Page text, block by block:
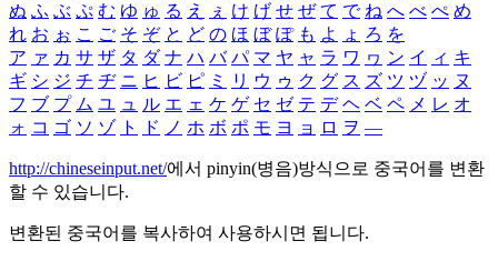
ぬ ふ ぶ ぷ む ゆ ゅ る え ぇ け げ せ ぜ て で ね へ べ ぺ め
れ お ぉ こ ご そ ぞ と ど の ほ ぼ ぽ も よ ょ ろ を
ア ァ カ サ ザ タ ダ ナ ハ バ パ マ ヤ ャ ラ ワ ヮ ン イ ィ キ
ギ シ ジ チ ヂ ニ ヒ ビ ピ ミ リ ウ ゥ ク グ ス ズ ツ ヅ ッ ヌ
フ ブ プ ム ユ ュ ル エ ェ ケ ゲ セ ゼ テ デ ヘ ベ ペ メ レ オ
ォ コ ゴ ソ ゾ ト ド ノ ホ ボ ポ モ ヨ ョ ロ ヲ ―
http://chineseinput.net/에서 pinyin(병음)방식으로 중국어를 변환
할 수 있습니다.
변환된 중국어를 복사하여 사용하시면 됩니다.